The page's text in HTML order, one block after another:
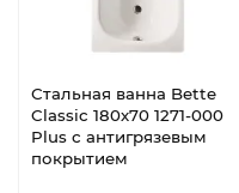
Стальная ванна Bette
Classic 180х70 1271-000
Plus с антигрязевым
покрытием